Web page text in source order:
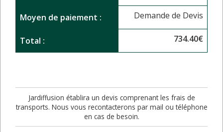
Moyen de paiement : Demande de Devis
Total : 734.40€
Jardiffusion établira un devis comprenant les frais de
transports. Nous vous recontacterons par mail ou téléphone
en cas de besoin.